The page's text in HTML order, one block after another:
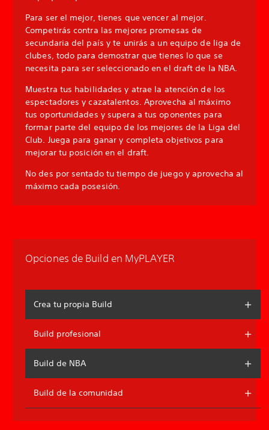
Para ser el mejor, tienes que vencer al mejor.
Competirás contra las mejores promesas de
secundaria del país y te unirás a un equipo de liga de
clubes, todo para demostrar que tienes lo que se
necesita para ser seleccionado en el draft de la NBA.
Muestra tus habilidades y atrae la atención de los
espectadores y cazatalentos. Aprovecha al máximo
tus oportunidades y supera a tus oponentes para
formar parte del equipo de los mejores de la Liga del
Club. Juega para ganar y completa objetivos para
mejorar tu posición en el draft.
No des por sentado tu tiempo de juego y aprovecha al
máximo cada posesión.
Opciones de Build en MyPLAYER
Crea tu propia Build
Build profesional
Build de NBA
Build de la comunidad